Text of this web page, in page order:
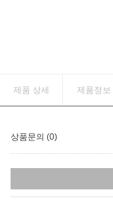
제품 상세 제품정보
상품문의 (0)